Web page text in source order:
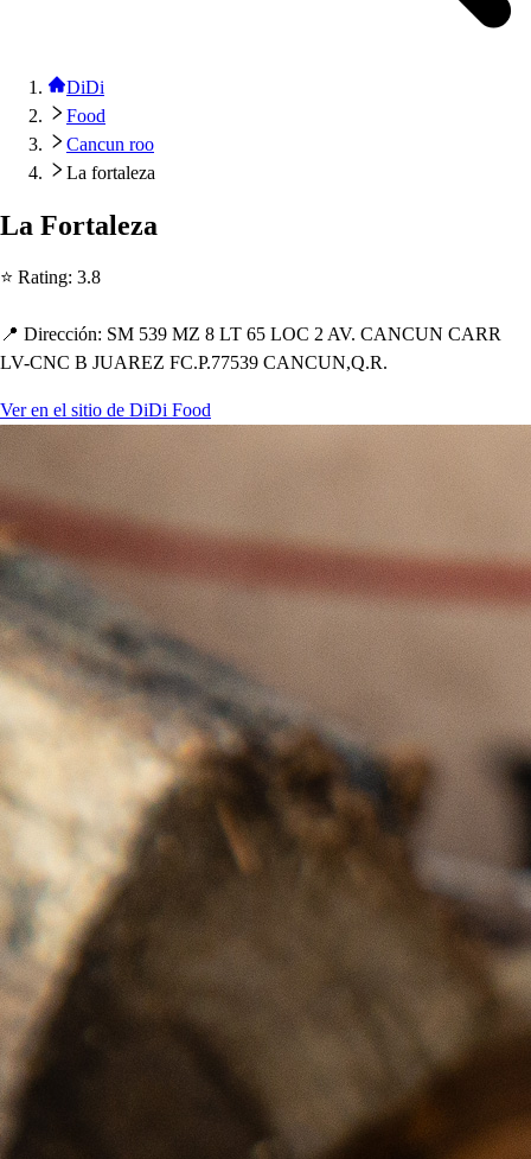
DiDi
Food
Cancun roo
La fortaleza
La Fortaleza
⭐ Rating: 3.8
📍 Dirección: SM 539 MZ 8 LT 65 LOC 2 AV. CANCUN CARR
LV-CNC B JUAREZ FC.P.77539 CANCUN,Q.R.
Ver en el sitio de DiDi Food